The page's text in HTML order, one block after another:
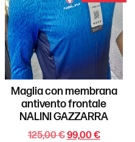
Maglia con membrana
antivento frontale
NALINI GAZZARRA
125,00€99,00€